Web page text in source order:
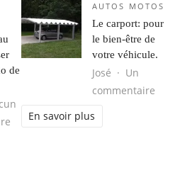
de
sur Séjour d’aventure au Brésil :
AUTOS MOTOS
Le carport: pour
le bien-être de
votre véhicule.
José
Un
commentaire
En savoir plus